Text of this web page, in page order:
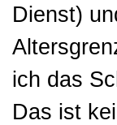
Dienst)
ich das
Das ist